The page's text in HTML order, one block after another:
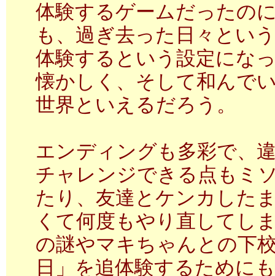
体験するゲームだったの
も、過ぎ去った日々とい
体験するという設定にな
懐かしく、そして和んで
世界といえるだろう。
エンディングも多彩で、
チャレンジできる点もミ
たり、友達とケンカした
くて何度もやり直してし
の謎やマキちゃんとの下
日」を追体験するために